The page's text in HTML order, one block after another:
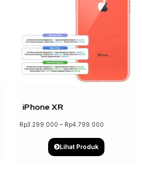
iPhone XR
Rp3.299.000 – Rp4.799.000
Lihat Produk